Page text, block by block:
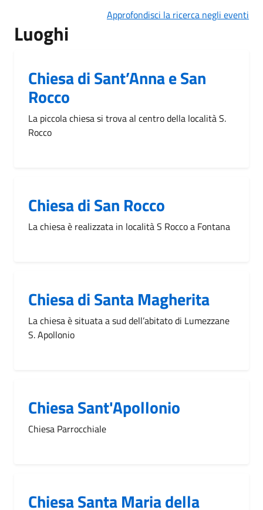
Approfondisci la ricerca negli eventi
Luoghi
Chiesa di Sant’Anna e San
Rocco
La piccola chiesa si trova al centro della località S.
Rocco
Chiesa di San Rocco
La chiesa è realizzata in località S Rocco a Fontana
Chiesa di Santa Magherita
La chiesa è situata a sud dell’abitato di Lumezzane
S. Apollonio
Chiesa Sant'Apollonio
Chiesa Parrocchiale
Chiesa Santa Maria della